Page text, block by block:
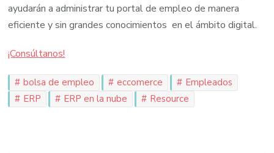
ayudarán a administrar tu portal de empleo de manera
eficiente y sin grandes conocimientos en el ámbito digital.
¡Consúltanos!
bolsa de empleo eccomerce
Empleados
ERP
ERP en la nube Resource